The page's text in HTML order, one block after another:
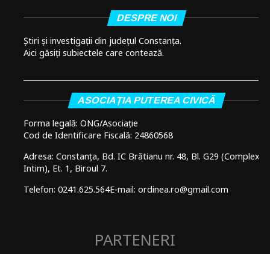
DESPRE NOI
Știri și investigații din județul Constanța.
Aici găsiți subiectele care contează.
ASOCIAȚIA PUTEREA CIVICĂ
Forma legală: ONG/Asociație
Cod de Identificare Fiscală: 24860568
Adresa: Constanța, Bd. IC Brătianu nr. 48, Bl. G29 (Complex
Intim), Et. 1, Biroul 7.
Telefon: 0241.625.564E-mail: ordinea.ro@gmail.com
PARTENERI